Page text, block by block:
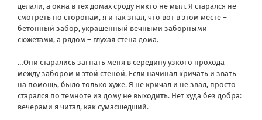
делали, а окна в тех домах сроду никто не мыл. Я старался не
смотреть по сторонам, я и так знал, что вот в этом месте –
бетонный забор, украшенный вечными заборными
сюжетами, а рядом – глухая стена дома.
…Они старались загнать меня в середину узкого прохода
между забором и этой стеной. Если начинал кричать и звать
на помощь, было только хуже. Я не кричал и не звал, просто
старался по темноте из дому не выходить. Нет худа без добра:
вечерами я читал, как сумасшедший.